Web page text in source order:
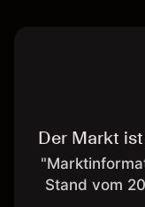
Der Markt
Stand vom